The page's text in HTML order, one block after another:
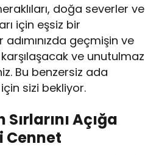
doğa severler ve
için eşsiz bir
geçmişin ve
ve unutulmaz
Bu benzersiz ada
sizi bekliyor.
Sırlarını Açığa
Cennet